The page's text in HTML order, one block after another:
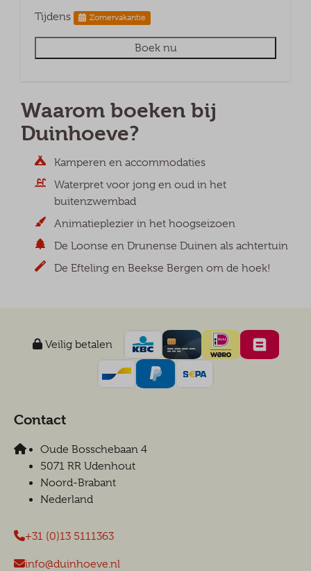
Tijdens Zomervakantie
Boek nu
Waarom boeken bij
Duinhoeve?
Kamperen en accommodaties
Waterpret voor jong en oud in het
buitenzwembad
Animatieplezier in het hoogseizoen
De Loonse en Drunense Duinen als achtertuin
De Efteling en Beekse Bergen om de hoek!
Veilig betalen
Contact
Oude Bosschebaan 4
5071 RR Udenhout
Noord-Brabant
Nederland
+31 (0)13 5111363
info@duinhoeve.nl